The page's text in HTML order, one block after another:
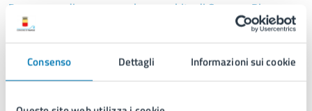
Consenso Dettagli Informazioni sui cookie
Programma di recupero urbano ambito di Soccavo-Rione
Traiano